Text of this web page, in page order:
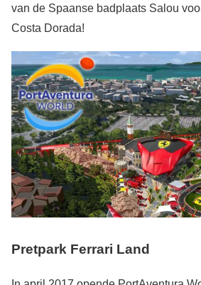
van de Spaanse badplaats Salou
Costa Dorada!
Pretpark Ferrari Land